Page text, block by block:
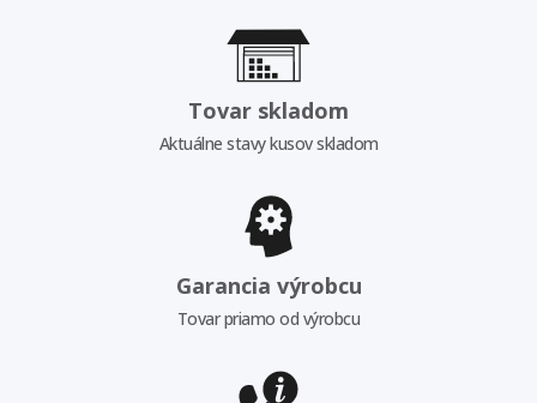
Tovar skladom
Aktuálne stavy kusov skladom
Garancia výrobcu
Tovar priamo od výrobcu